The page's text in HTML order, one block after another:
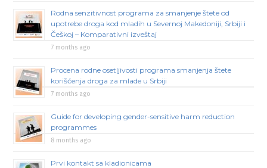
Rodna senzitivnost programa za smanjenje štete od
upotrebe droga kod mladih u Severnoj Makedoniji, Srbiji i
Češkoj – Komparativni izveštaj
7 months ago
Procena rodne osetljivosti programa smanjenja štete
korišćenja droga za mlade u Srbiji
7 months ago
Guide for developing gender-sensitive harm reduction
programmes
8 months ago
Prvi kontakt sa kladionicama